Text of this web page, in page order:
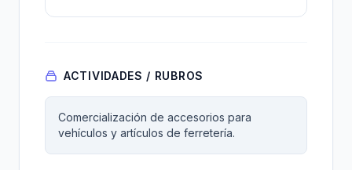
ACTIVIDADES / RUBROS
Comercialización de accesorios para
vehículos y artículos de ferretería.